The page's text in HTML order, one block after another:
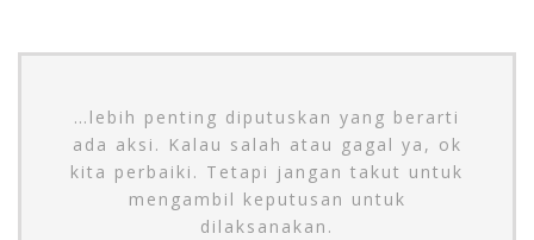
…lebih penting diputuskan yang berarti
ada aksi. Kalau salah atau gagal ya, ok
kita perbaiki. Tetapi jangan takut untuk
mengambil keputusan untuk
dilaksanakan.